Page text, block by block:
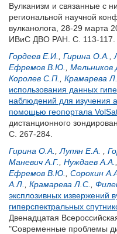
Вулканизм и связанные с
региональной научной
вулканолога, 28-29 марта
ИВиС ДВО РАН. С. 113-117.
Гордеев Е.И.
Гирина О.А.
Ефремов В.Ю.
Мельников
Королев С.П.
Крамарева
использования данных
наблюдений для изучения
помощью геопортала
дистанционного
С. 267-284.
Гирина О.А.
Лупян Е.А.
Маневич А.Г.
Нуждаев А.А.
Ефремов В.Ю.
Сорокин
А.Л.
Крамарева Л.С.
эксплозивных извержений
гиперспектральных
Двенадцатая
"Современные проблемы